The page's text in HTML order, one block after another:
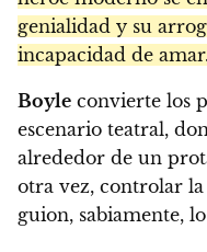
genialidad y su
incapacidad de amar.
Boyle convierte los
escenario teatral,
alrededor de un
otra vez, controlar
guion, sabiamente,